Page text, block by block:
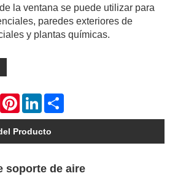
la ventana se puede utilizar para
paredes exteriores de
y plantas químicas.
WhatsAppPinterestLinkedIn
Producto
soporte de aire